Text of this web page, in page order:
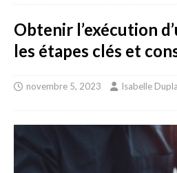
Obtenir l’exécution
les étapes clés et
novembre 5, 2023 Isabelle